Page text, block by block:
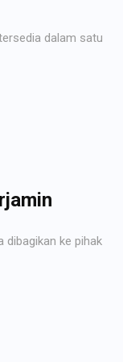
dalam satu
dibagikan ke pihak